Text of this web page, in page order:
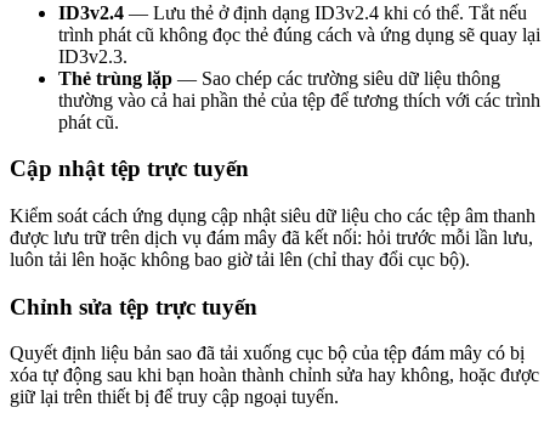
ID3v2.4 — Lưu thẻ ở định dạng ID3v2.4 khi có thể. Tắt nếu
trình phát cũ không đọc thẻ đúng cách và ứng dụng sẽ quay lại
ID3v2.3.
Thẻ trùng lặp — Sao chép các trường siêu dữ liệu thông
thường vào cả hai phần thẻ của tệp để tương thích với các trình
phát cũ.
Cập nhật tệp trực tuyến
Kiểm soát cách ứng dụng cập nhật siêu dữ liệu cho các tệp âm thanh
được lưu trữ trên dịch vụ đám mây đã kết nối: hỏi trước mỗi lần lưu,
luôn tải lên hoặc không bao giờ tải lên (chỉ thay đổi cục bộ).
Chỉnh sửa tệp trực tuyến
Quyết định liệu bản sao đã tải xuống cục bộ của tệp đám mây có bị
xóa tự động sau khi bạn hoàn thành chỉnh sửa hay không, hoặc được
giữ lại trên thiết bị để truy cập ngoại tuyến.